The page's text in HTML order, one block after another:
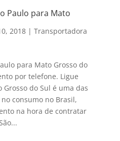
Paulo para Mato
2018| Transportadora
para Mato Grosso do
por telefone. Ligue
Grosso do Sul é uma das
consumo no Brasil,
na hora de contratar